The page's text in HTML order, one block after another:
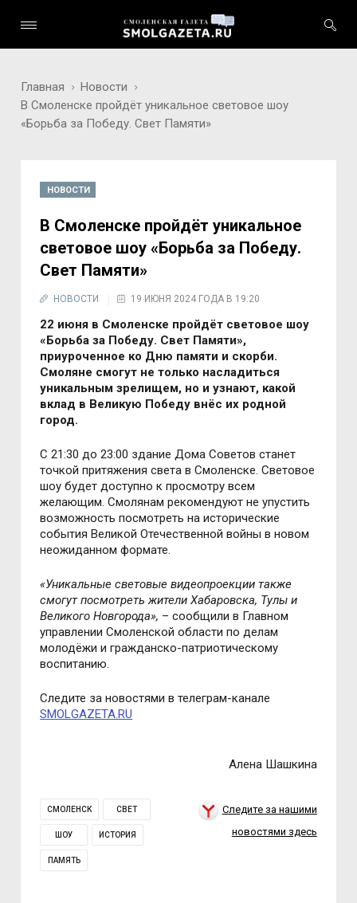
Главная
Новости
В Смоленске пройдёт уникальное световое шоу
«Борьба за Победу. Свет Памяти»
НОВОСТИ
В Смоленске пройдёт уникальное
световое шоу «Борьба за Победу.
Свет Памяти»
НОВОСТИ 19 ИЮНЯ 2024 ГОДА В 19:20
22 июня в Смоленске пройдёт световое шоу
«Борьба за Победу. Свет Памяти»,
приуроченное ко Дню памяти и скорби.
Смоляне смогут не только насладиться
уникальным зрелищем, но и узнают, какой
вклад в Великую Победу внёс их родной
город.
С 21:30 до 23:00 здание Дома Советов станет
точкой притяжения света в Смоленске. Световое
шоу будет доступно к просмотру всем
желающим. Смолянам рекомендуют не упустить
возможность посмотреть на исторические
события Великой Отечественной войны в новом
неожиданном формате.
«Уникальные световые видеопроекции также
смогут посмотреть жители Хабаровска, Тулы и
Великого Новгорода», – сообщили в Главном
управлении Смоленской области по делам
молодёжи и гражданско-патриотическому
воспитанию.
Следите за новостями в телеграм-канале
SMOLGAZETA.RU
Алена Шашкина
СМОЛЕНСК СВЕТ
ШОУ ИСТОРИЯ
ПАМЯТЬ
Следите за нашими
новостями здесь